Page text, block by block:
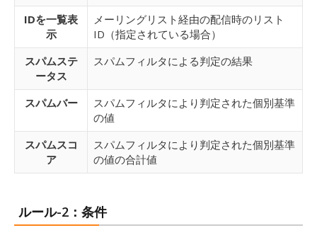
IDを一覧表
示
メーリングリスト経由の配信時のリスト
ID（指定されている場合）
スパムステ
ータス
スパムフィルタによる判定の結果
スパムバー
スパムフィルタにより判定された個別基準
の値
スパムスコ
ア
スパムフィルタにより判定された個別基準
の値の合計値
ルール-2：条件